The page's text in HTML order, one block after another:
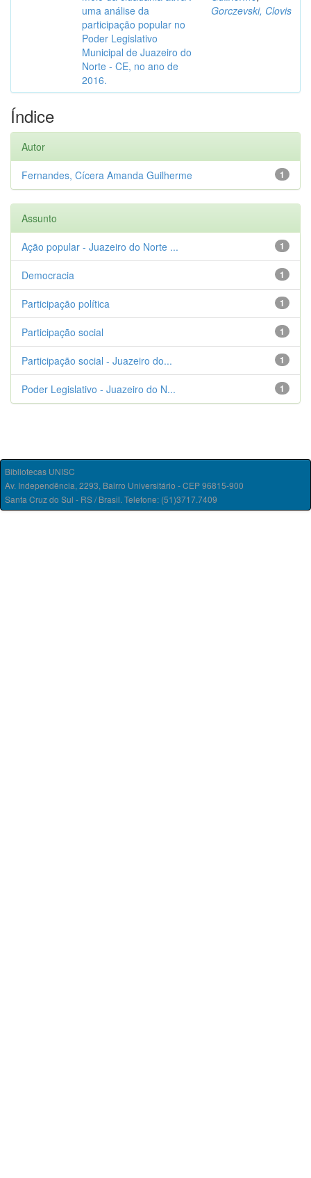
uma análise da
participação popular no
Poder Legislativo
Municipal de Juazeiro do
Norte - CE, no ano de
2016.
Gorczevski, Clovis
Índice
Autor
1
Fernandes, Cícera Amanda Guilherme
Assunto
1
Ação popular - Juazeiro do Norte ...
1
Democracia
1
Participação política
1
Participação social
1
Participação social - Juazeiro do...
1
Poder Legislativo - Juazeiro do N...
Bibliotecas UNISC
Av. Independência, 2293, Bairro Universitário - CEP 96815-900
Santa Cruz do Sul - RS / Brasil. Telefone: (51)3717.7409